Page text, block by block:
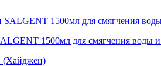
1500мл для смягчения воды и
(Хайджен)